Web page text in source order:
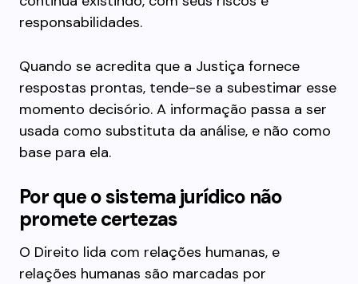
responsabilidades.
Quando se acredita que a Justiça fornece
respostas prontas, tende-se a subestimar esse
momento decisório. A informação passa a ser
usada como substituta da análise, e não como
base para ela.
Por que o sistema jurídico não
promete certezas
O Direito lida com relações humanas, e
relações humanas são marcadas por